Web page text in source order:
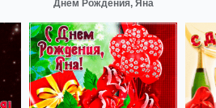
Днем Рождения, Яна